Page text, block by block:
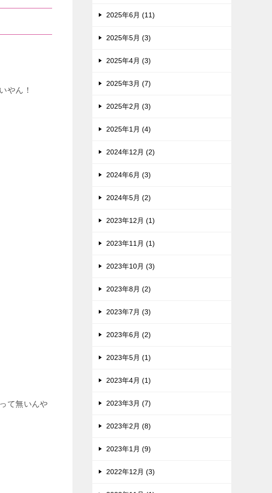
やん！
て無いんや
2025年6月 (11)
2025年5月 (3)
2025年4月 (3)
2025年3月 (7)
2025年2月 (3)
2025年1月 (4)
2024年12月 (2)
2024年6月 (3)
2024年5月 (2)
2023年12月 (1)
2023年11月 (1)
2023年10月 (3)
2023年8月 (2)
2023年7月 (3)
2023年6月 (2)
2023年5月 (1)
2023年4月 (1)
2023年3月 (7)
2023年2月 (8)
2023年1月 (9)
2022年12月 (3)